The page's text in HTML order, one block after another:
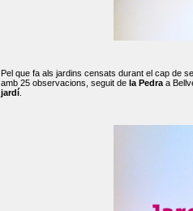
Pel que fa als jardins censats durant el cap de
amb 25 observacions, seguit de la Pedra a
jardí